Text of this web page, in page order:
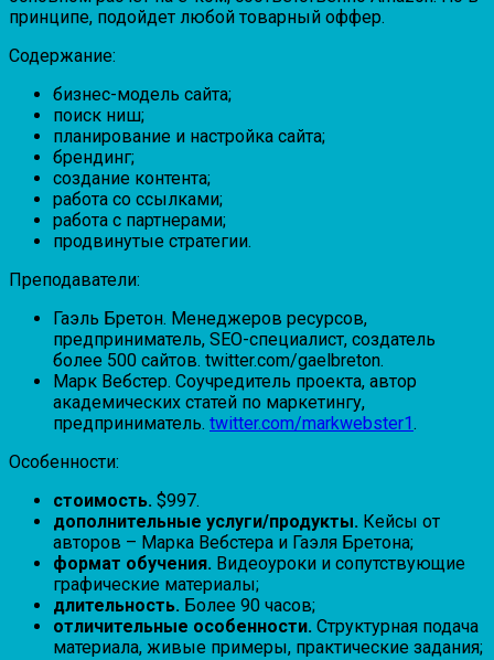
принципе, подойдет любой товарный оффер.
Содержание:
бизнес-модель сайта;
поиск ниш;
планирование и настройка сайта;
брендинг;
создание контента;
работа со ссылками;
работа с партнерами;
продвинутые стратегии.
Преподаватели:
Гаэль Бретон. Менеджеров ресурсов,
предприниматель, SEO-специалист, создатель
более 500 сайтов. twitter.com/gaelbreton.
Марк Вебстер. Соучредитель проекта, автор
академических статей по маркетингу,
предприниматель. twitter.com/markwebster1.
Особенности:
стоимость. $997.
дополнительные услуги/продукты. Кейсы от
авторов – Марка Вебстера и Гаэля Бретона;
формат обучения. Видеоуроки и сопутствующие
графические материалы;
длительность. Более 90 часов;
отличительные особенности. Структурная подача
материала, живые примеры, практические задания;